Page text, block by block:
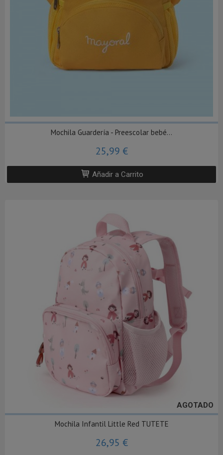
Mochila Guardería - Preescolar bebé...
25,99 €
Añadir a Carrito
AGOTADO
Mochila Infantil Little Red TUTETE
26,95 €